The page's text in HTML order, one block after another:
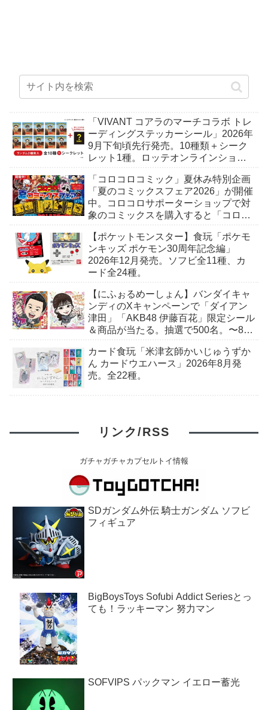
「VIVANT コアラのマーチコラボ トレ
ーディングステッカーシール」2026年
9月下旬頃先行発売。10種類＋シーク
レット1種。ロッテオンラインショッ
「コロコロコミック」夏休み特別企画
「夏のコミックスフェア2026」が開催
中。コロコロサポーターショップで対
象のコミックスを購入すると「コロコ
全7種。
【ポケットモンスター】食玩「ポケモ
ンキッズ ポケモン30周年記念編」
2026年12月発売。ソフビ全11種、カ
ード全24種。
【にふぉるめーしょん】バンダイキャ
ンディのXキャンペーンで「ダイアン
津田」「AKB48 伊藤百花」限定シール
＆商品が当たる。抽選で500名。〜8月
カード食玩「米津玄師かいじゅうずか
ん カードウエハース」2026年8月発
売。全22種。
リンク/RSS
ガチャガチャカプセルトイ情報
SDガンダム外伝 騎士ガンダム ソフビ
フィギュア
BigBoysToys Sofubi Addict Seriesとっ
ても！ラッキーマン 努力マン
SOFVIPS パックマン イエロー蓄光